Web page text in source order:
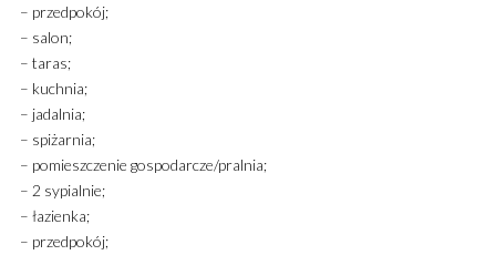
– przedpokój;
– salon;
– taras;
– kuchnia;
– jadalnia;
– spiżarnia;
– pomieszczenie gospodarcze/pralnia;
– 2 sypialnie;
– łazienka;
– przedpokój;